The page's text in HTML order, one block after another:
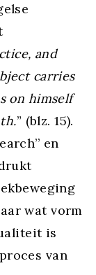
and
carries
on himself
” (blz. 15).
en
wat vorm
is
van